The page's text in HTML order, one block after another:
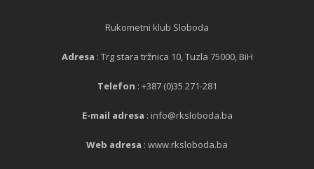
Rukometni klub Sloboda
Adresa : Trg stara tržnica 10, Tuzla 75000, BiH
Telefon : +387 (0)35 271-281
E-mail adresa : info@rksloboda.ba
Web adresa : www.rksloboda.ba